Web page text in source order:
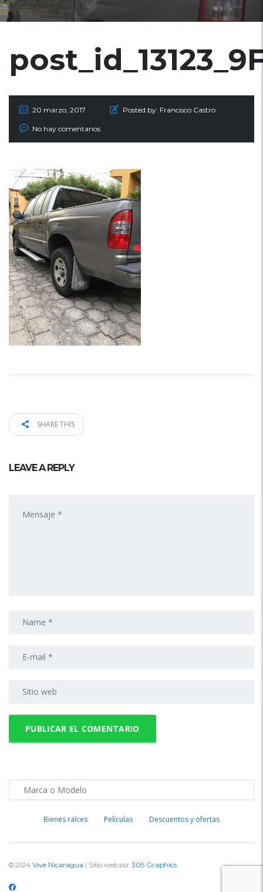
20 marzo, 2017 Posted by: Francisco Castro
No hay comentarios
SHARE THIS
LEAVE A REPLY
Bienes raíces Películas Descuentos y ofertas
© 2024 Vive Nicaragua | Sitio web por 305 Graphics